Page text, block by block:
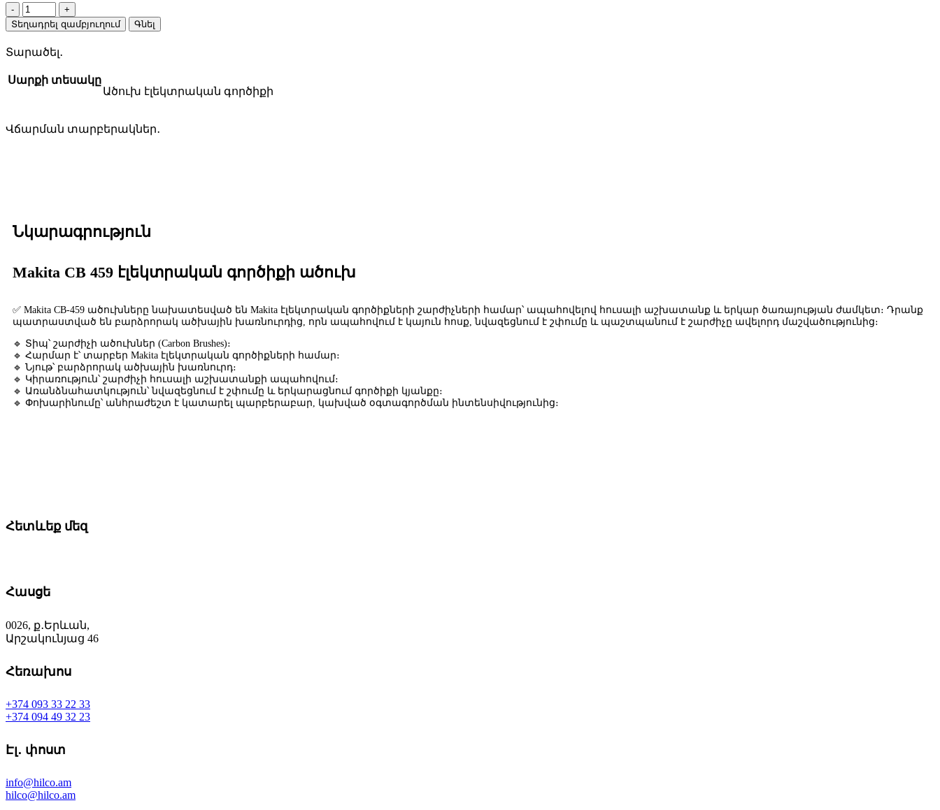
Makita
CB
459
էլեկտրական
գործիքի
ածուխ
quantity
Տեղադրել զամբյուղում Գնել
Տարածել․
Սարքի տեսակը
Ածուխ էլեկտրական գործիքի
Վճարման տարբերակներ․
Նկարագրություն
Makita CB 459 էլեկտրական գործիքի ածուխ
✅ Makita CB-459 ածուխները նախատեսված են Makita էլեկտրական գործիքների շարժիչների համար՝ ապահովելով հուսալի աշխատանք և երկար ծառայության ժամկետ։ Դրանք
պատրաստված են բարձրորակ ածխային խառնուրդից, որն ապահովում է կայուն հոսք, նվազեցնում է շփումը և պաշտպանում է շարժիչը ավելորդ մաշվածությունից։
🔹 Տիպ՝ շարժիչի ածուխներ (Carbon Brushes)։
🔹 Հարմար է՝ տարբեր Makita էլեկտրական գործիքների համար։
🔹 Նյութ՝ բարձրորակ ածխային խառնուրդ։
🔹 Կիրառություն՝ շարժիչի հուսալի աշխատանքի ապահովում։
🔹 Առանձնահատկություն՝ նվազեցնում է շփումը և երկարացնում գործիքի կյանքը։
🔹 Փոխարինումը՝ անհրաժեշտ է կատարել պարբերաբար, կախված օգտագործման ինտենսիվությունից։
Հետևեք մեզ
Հասցե
0026, ք․Երևան,
Արշակունյաց 46
Հեռախոս
+374 093 33 22 33
+374 094 49 32 23
Էլ․ փոստ
info@hilco.am
hilco@hilco.am